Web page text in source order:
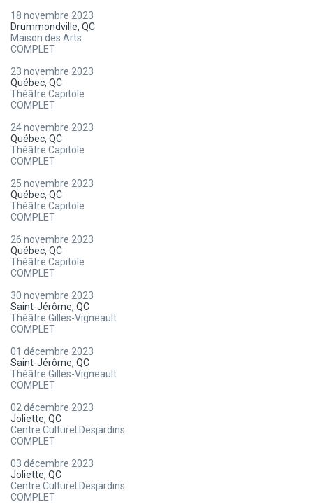
18 novembre 2023
Drummondville, QC
Maison des Arts
COMPLET
23 novembre 2023
Québec, QC
Théâtre Capitole
COMPLET
24 novembre 2023
Québec, QC
Théâtre Capitole
COMPLET
25 novembre 2023
Québec, QC
Théâtre Capitole
COMPLET
26 novembre 2023
Québec, QC
Théâtre Capitole
COMPLET
30 novembre 2023
Saint-Jérôme, QC
Théâtre Gilles-Vigneault
COMPLET
01 décembre 2023
Saint-Jérôme, QC
Théâtre Gilles-Vigneault
COMPLET
02 décembre 2023
Joliette, QC
Centre Culturel Desjardins
COMPLET
03 décembre 2023
Joliette, QC
Centre Culturel Desjardins
COMPLET